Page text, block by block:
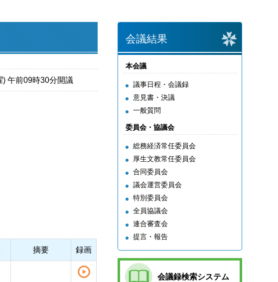
午前09時30分開議
摘要 録画
会議結果
本会議
議事日程・会議録
意見書・決議
一般質問
委員会・協議会
総務経済常任委員会
厚生文教常任委員会
合同委員会
議会運営委員会
特別委員会
全員協議会
連合審査会
提言・報告
会議録検索システム